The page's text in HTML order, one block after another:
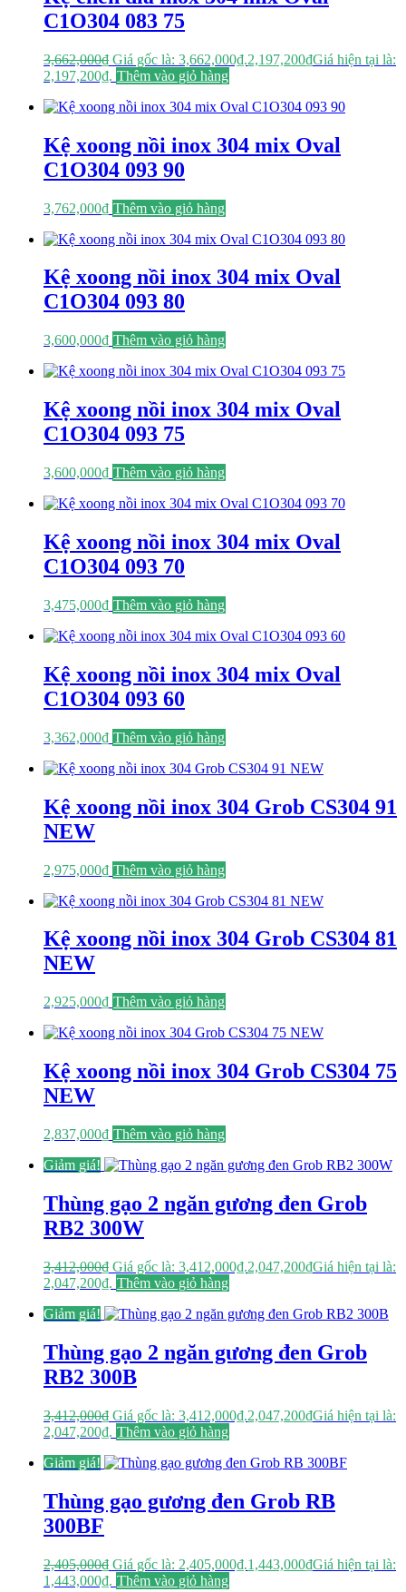
C1O304 083 75
3,662,000₫ Giá gốc là: 3,662,000₫.2,197,200₫Giá hiện tại là:
2,197,200₫. Thêm vào giỏ hàng
Kệ xoong nồi inox 304 mix Oval
C1O304 093 90
3,762,000₫ Thêm vào giỏ hàng
Kệ xoong nồi inox 304 mix Oval
C1O304 093 80
3,600,000₫ Thêm vào giỏ hàng
Kệ xoong nồi inox 304 mix Oval
C1O304 093 75
3,600,000₫ Thêm vào giỏ hàng
Kệ xoong nồi inox 304 mix Oval
C1O304 093 70
3,475,000₫ Thêm vào giỏ hàng
Kệ xoong nồi inox 304 mix Oval
C1O304 093 60
3,362,000₫ Thêm vào giỏ hàng
Kệ xoong nồi inox 304 Grob CS304 91
NEW
2,975,000₫ Thêm vào giỏ hàng
Kệ xoong nồi inox 304 Grob CS304 81
NEW
2,925,000₫ Thêm vào giỏ hàng
Kệ xoong nồi inox 304 Grob CS304 75
NEW
2,837,000₫ Thêm vào giỏ hàng
Giảm giá!
Thùng gạo 2 ngăn gương đen Grob
RB2 300W
3,412,000₫ Giá gốc là: 3,412,000₫.2,047,200₫Giá hiện tại là:
2,047,200₫. Thêm vào giỏ hàng
Giảm giá!
Thùng gạo 2 ngăn gương đen Grob
RB2 300B
3,412,000₫ Giá gốc là: 3,412,000₫.2,047,200₫Giá hiện tại là:
2,047,200₫. Thêm vào giỏ hàng
Giảm giá!
Thùng gạo gương đen Grob RB
300BF
2,405,000₫ Giá gốc là: 2,405,000₫.1,443,000₫Giá hiện tại là:
1,443,000₫. Thêm vào giỏ hàng